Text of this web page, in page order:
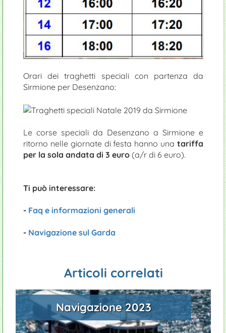
Orari dei traghetti speciali con partenza da
Sirmione per Desenzano:
Le corse speciali da Desenzano a Sirmione e
ritorno nelle giornate di festa hanno una tariffa
per la sola andata di 3 euro (a/r di 6 euro).
Ti può interessare:
- Faq e informazioni generali
- Navigazione sul Garda
Articoli correlati
Navigazione 2023